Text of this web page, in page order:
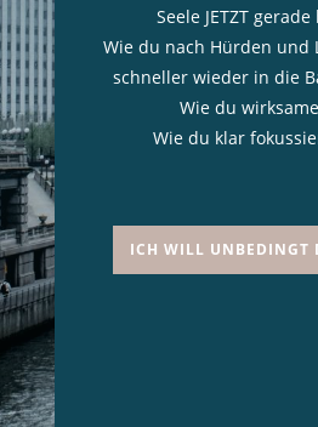
Seele JETZT
Wie du nach Hürden und
schneller wieder in die
Wie du
Wie du klar
ICH WILL UNBEDINGT